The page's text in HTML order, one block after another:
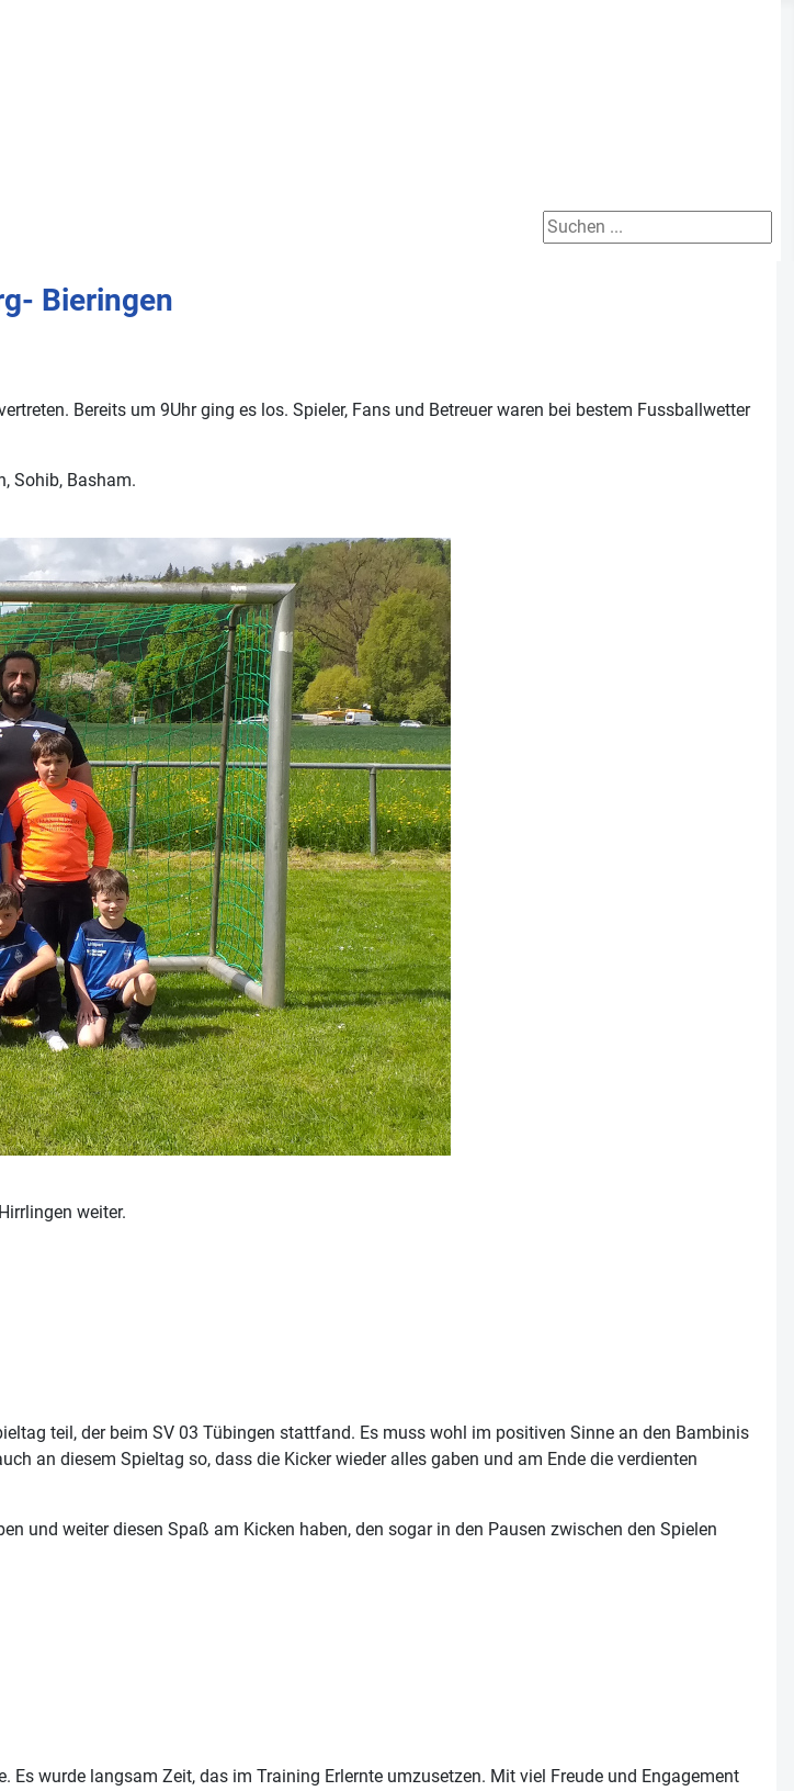
Suchen ...
Bieringen
Bereits um 9Uhr ging es los. Spieler, Fans und Betreuer waren bei bestem Fussballwetter
Sohib, Basham.
weiter.
teil, der beim SV 03 Tübingen stattfand. Es muss wohl im positiven Sinne an den Bambinis
an diesem Spieltag so, dass die Kicker wieder alles gaben und am Ende die verdienten
und weiter diesen Spaß am Kicken haben, den sogar in den Pausen zwischen den Spielen
wurde langsam Zeit, das im Training Erlernte umzusetzen. Mit viel Freude und Engagement